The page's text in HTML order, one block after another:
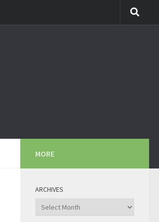
MORE
ARCHIVES
Archives